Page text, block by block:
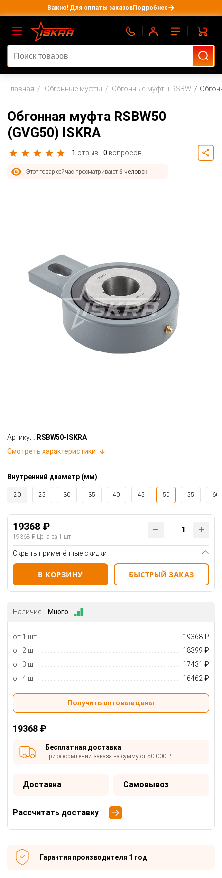
Важно! Для оплаты заказовПодробнее
Главная Обгонные муфты Обгонные муфты RSBW
Обгонная муфта RSBW50
(GVG50) ISKRA
1 отзыв 0 вопросов
Этот товар сейчас просматривают 6 человек
Артикул: RSBW50-ISKRA
Смотреть характеристики
Внутренний диаметр (мм)
20 25 30 35 40 45 50 55 60
19368 ₽
19368 ₽ Цена за 1 шт
Скрыть применённые скидки
В КОРЗИНУ БЫСТРЫЙ ЗАКАЗ
Наличие: Много
от 1 шт
19368 ₽
от 2 шт
18399 ₽
от 3 шт
17431 ₽
от 4 шт
16462 ₽
Получить оптовые цены
19368 ₽
Бесплатная доставка
при оформлении заказа на сумму от 50 000 ₽
Доставка Самовывоз
Рассчитать доставку
Гарантия производителя 1 год